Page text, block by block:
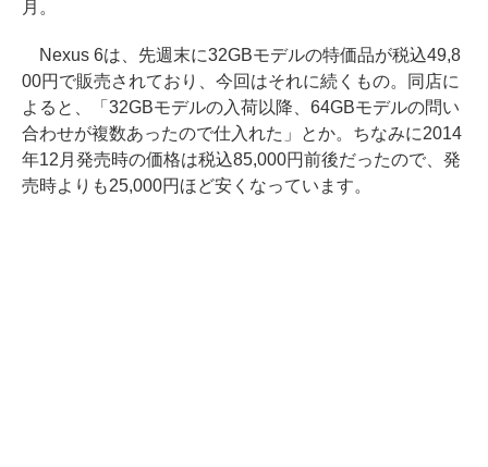
月。
Nexus 6は、先週末に32GBモデルの特価品が税込49,8
00円で販売されており、今回はそれに続くもの。同店に
よると、「32GBモデルの入荷以降、64GBモデルの問い
合わせが複数あったので仕入れた」とか。ちなみに2014
年12月発売時の価格は税込85,000円前後だったので、発
売時よりも25,000円ほど安くなっています。